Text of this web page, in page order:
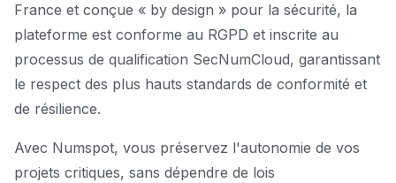
France et conçue « by design » pour la sécurité, la
plateforme est conforme au RGPD et inscrite au
processus de qualification SecNumCloud, garantissant
le respect des plus hauts standards de conformité et
de résilience.
Avec Numspot, vous préservez l'autonomie de vos
projets critiques, sans dépendre de lois